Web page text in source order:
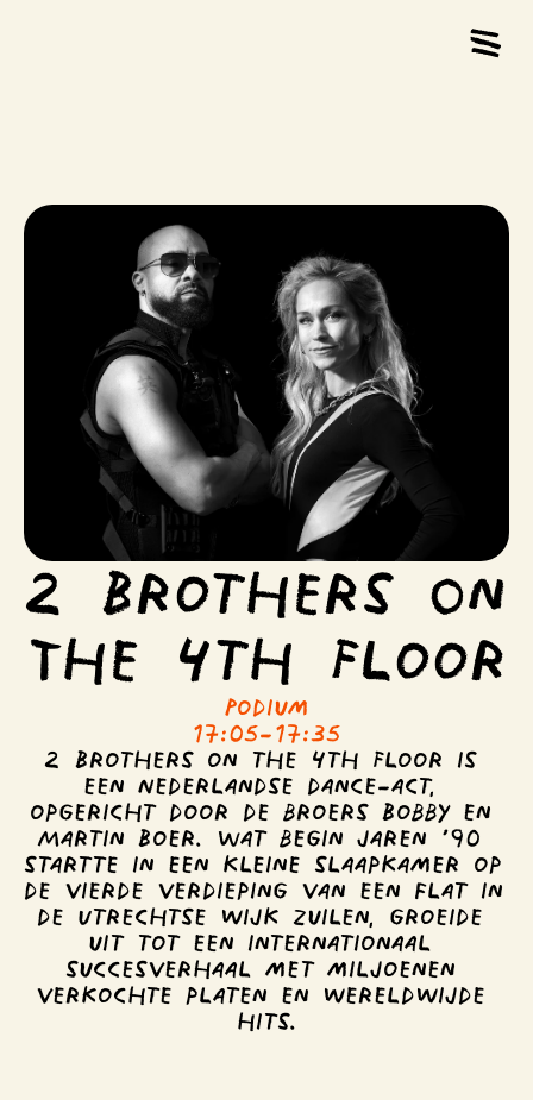
2 Brothers On
The 4th Floor
Podium
17:05-17:35
2 Brothers on the 4th Floor is
een Nederlandse dance-act,
opgericht door de broers Bobby en
Martin Boer. Wat begin jaren ’90
startte in een kleine slaapkamer op
de vierde verdieping van een flat in
de Utrechtse wijk Zuilen, groeide
uit tot een internationaal
succesverhaal met miljoenen
verkochte platen en wereldwijde
hits.